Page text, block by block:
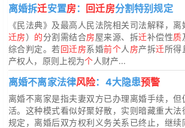
离婚拆迁安置房： 回迁房分割特别规定
《民法典》及最高人民法院相关司法解释，离
迁房） 的分割需结合房屋来源、拆迁补偿性质
综合判定。若回迁房系婚前个人 房产拆迁所得
产权人，原则上视为个人财产...
离婚不离家法律风险：4大隐患预警
离婚不离家是指夫妻双方已办理离婚手续，但
活。这种模式看似好聚好散，实则暗藏重大法
规定，离婚后双方权利义务关系已终止，继续